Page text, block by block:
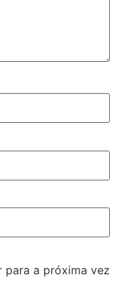
para a próxima vez